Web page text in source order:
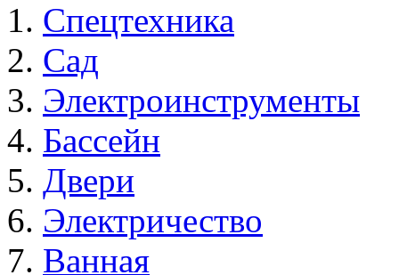
Спецтехника
Сад
Электроинструменты
Бассейн
Двери
Электричество
Ванная